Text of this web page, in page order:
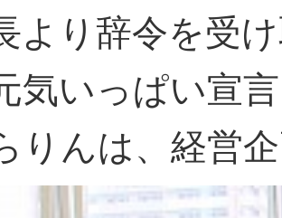
より辞令を受
気いっぱい宣
りんは、経営